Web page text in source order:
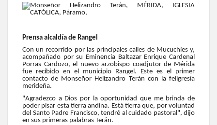
Prensa alcaldía de Rangel
Con un recorrido por las principales calles de Mucuchíes y,
acompañado por su Eminencia Baltazar Enrique Cardenal
Porras Cardozo, el nuevo arzobispo coadjutor de Mérida
fue recibido en el municipio Rangel. Este es el primer
contacto de Monseñor Helizandro Terán con la feligresía
merideña.
"Agradezco a Dios por la oportunidad que me brinda de
poder pisar esta tierra andina. Está tierra que, por voluntad
del Santo Padre Francisco, tendré al cuidado pastoral", dijo
en sus primeras palabras Terán.